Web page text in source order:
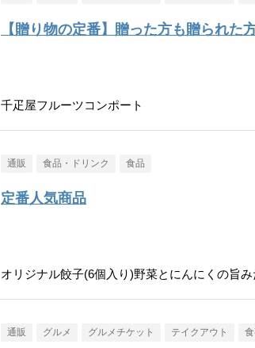
【贈り物の定番】贈った方も贈られた
千疋屋フルーツコンポート
通販 食品・ドリンク 食品
定番人気商品
オリジナル餃子(6個入り)野菜とにんにくの旨
通販 グルメ グルメチケット テイクアウト